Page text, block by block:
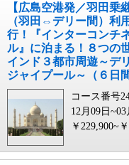
【広島空港発／羽田乗
（羽田⇔デリー間）利
行！『インターコンチ
ル』に泊まる！８つの
インド３都市周遊～デ
ジャイプール～（６日間
コース番号
12月09日
￥229,900~